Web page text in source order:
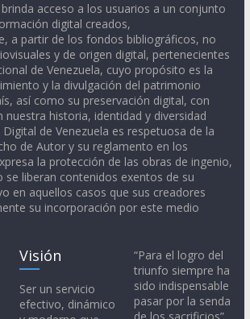
acceso a los usuarios a un conjunto
digital creados,
a partir de los fondos bibliográficos, no
y de origen digital, pertenecientes
de Venezuela, cuyo propósito es la
y la divulgación del patrimonio
así como su preservación digital, con
nuestra historia, identidad y diversidad
de Venezuela es respetuosa de la
de Autor y su reglamento en los
la protección de las obras de ingenio,
se liberan contenidos exentos de su
en aquellos casos que sus creadores
su incorporación por este medio
Visión
Ser un servicio
efectivo, dinámico
“Para el logro del
triunfo siempre ha
sido indispensable
pasar por la senda